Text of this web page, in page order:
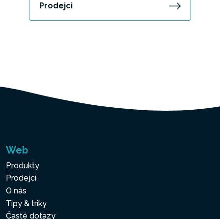
Prodejci
Web
Produkty
Prodejci
O nás
Tipy & triky
Časté dotazy